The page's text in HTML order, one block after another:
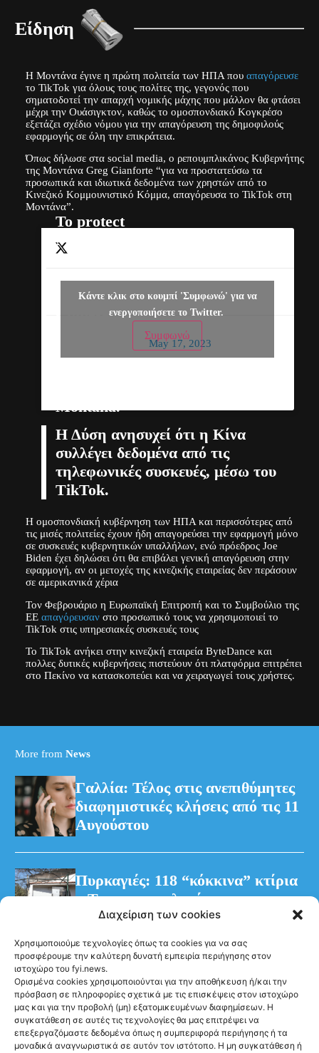
Διαχείριση των cookies
Χρησιμοποιούμε τεχνολογίες όπως τα cookies για να σας
προσφέρουμε την καλύτερη δυνατή εμπειρία περιήγησης στον
ιστοχώρο του fyi.news.
Ορισμένα cookies χρησιμοποιούνται για την αποθήκευση ή/και την
πρόσβαση σε πληροφορίες σχετικά με τις επισκέψεις στον ιστοχώρο
μας και για την προβολή (μη) εξατομικευμένων διαφημίσεων. Η
συγκατάθεση σε αυτές τις τεχνολογίες θα μας επιτρέψει να
επεξεργαζόμαστε δεδομένα όπως η συμπεριφορά περιήγησης ή τα
μοναδικά αναγνωριστικά σε αυτόν τον ιστότοπο. Η μη συγκατάθεση ή
Είδηση
Η Μοντάνα έγινε η πρώτη πολιτεία των ΗΠΑ που απαγόρευσε
το TikTok για όλους τους πολίτες της, γεγονός που
σηματοδοτεί την απαρχή νομικής μάχης που μάλλον θα φτάσει
μέχρι την Ουάσιγκτον, καθώς το ομοσπονδιακό Κογκρέσο
εξετάζει σχέδιο νόμου για την απαγόρευση της δημοφιλούς
εφαρμογής σε όλη την επικράτεια.
Όπως δήλωσε στα social media, o ρεπουμπλικάνος Κυβερνήτης
της Μοντάνα Greg Gianforte “για να προστατεύσω τα
προσωπικά και ιδιωτικά δεδομένα των χρηστών από το
Κινεζικό Κομμουνιστικό Κόμμα, απαγόρευσα το TikTok στη
Μοντάνα”.
To protect
Montanans’
personal and
private data
from the
Party, I have
Montana.
— Governor
Greg Gianforte
(@GovGianforte)
May 17, 2023
Κάντε κλικ στο κουμπί 'Συμφωνώ' για να
ενεργοποιήσετε το Twitter.
Συμφωνώ
Η Δύση ανησυχεί ότι η Κίνα
συλλέγει δεδομένα από τις
τηλεφωνικές συσκευές, μέσω του
TikTok.
Η ομοσπονδιακή κυβέρνηση των ΗΠΑ και περισσότερες από
τις μισές πολιτείες έχουν ήδη απαγορεύσει την εφαρμογή μόνο
σε συσκευές κυβερνητικών υπαλλήλων, ενώ πρόεδρος Joe
Biden έχει δηλώσει ότι θα επιβάλει γενική απαγόρευση στην
εφαρμογή, αν οι μετοχές της κινεζικής εταιρείας δεν περάσουν
σε αμερικανικά χέρια
Τον Φεβρουάριο η Ευρωπαϊκή Επιτροπή και το Συμβούλιο της
ΕΕ απαγόρευσανστο προσωπικό τους να χρησιμοποιεί το
TikTok στις υπηρεσιακές συσκευές τους
Το TikTok ανήκει στην κινεζική εταιρεία ByteDance και
πολλες δυτικές κυβερνήσεις πιστεύουν ότι πλατφόρμα επιτρέπει
στο Πεκίνο να κατασκοπεύει και να χειραγωγεί τους χρήστες.
More from News
Γαλλία: Τέλος στις ανεπιθύμητες
διαφημιστικές κλήσεις από τις 11
Αυγούστου
Πυρκαγιές: 118 “κόκκινα” κτίρια
– Τρεις προφυλακίσεις για τη
φωτιά στη Βοιωτία
Ακολούθησέ μας